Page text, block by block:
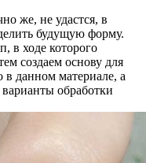
же, не удастся, в
будущую форму.
в ходе которого
создаем основу для
данном материале, а
обработки